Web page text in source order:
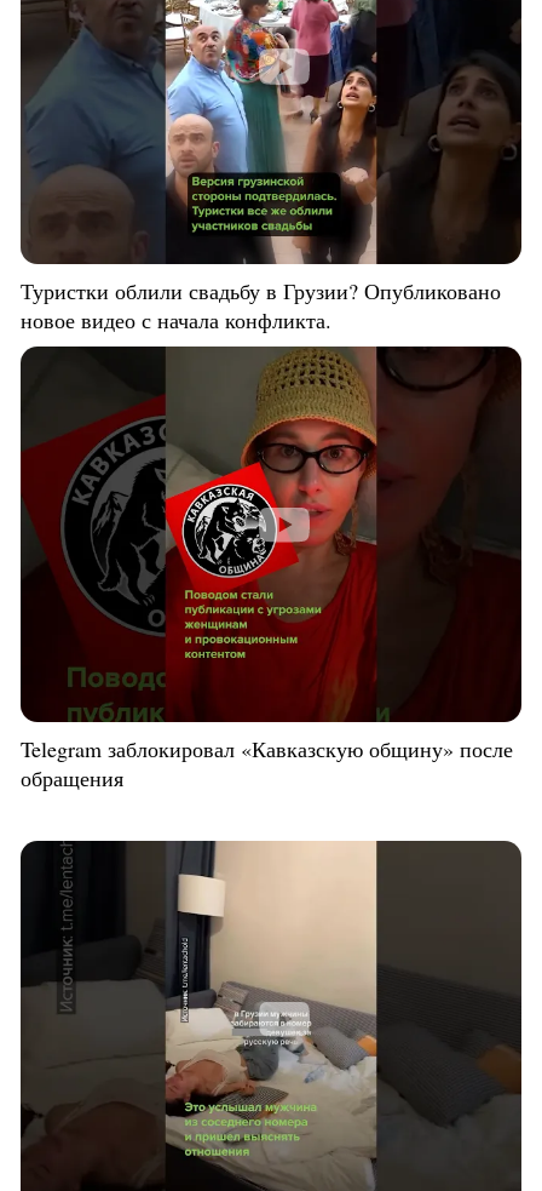
Туристки облили свадьбу в Грузии? Опубликовано
новое видео с начала конфликта.
Telegram заблокировал «Кавказскую общину» после
обращения